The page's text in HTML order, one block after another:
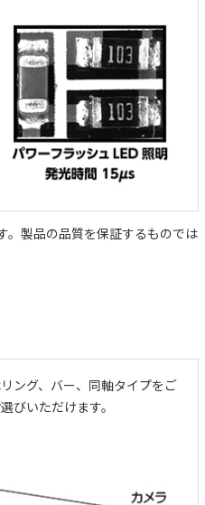
製品の品質を保証するものでは
ング、バー、同軸タイプをご
びいただけます。